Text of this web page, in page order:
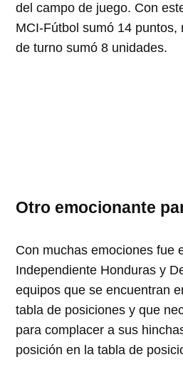
del campo de juego. Con
MCI-Fútbol sumó 14 puntos,
de turno sumó 8 unidades.
Otro emocionante
Con muchas emociones fue
Independiente Honduras y
equipos que se encuentran
tabla de posiciones y que
para complacer a sus
posición en la tabla de